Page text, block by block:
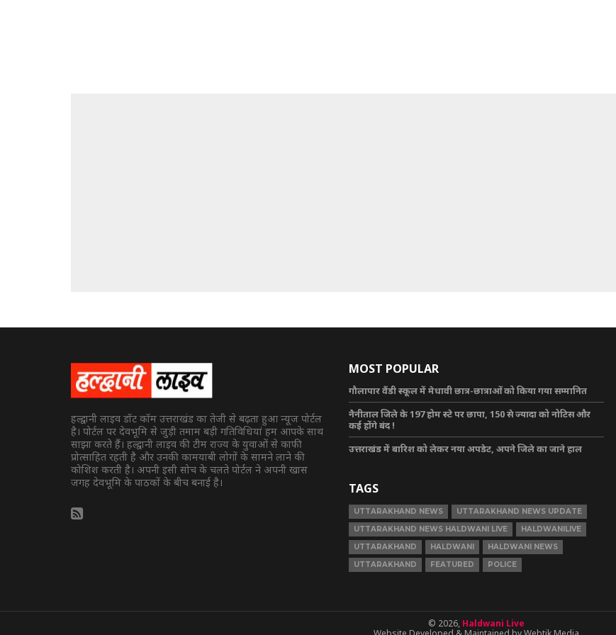
हल्द्वानी लाइव डॉट कॉम उत्तराखंड का तेजी से बढ़ता हुआ न्यूज पोर्टल
है। पोर्टल पर देवभूमि से जुड़ी तमाम बड़ी गतिविधियां हम आपके साथ
साझा करते हैं। हल्द्वानी लाइव की टीम राज्य के युवाओं से काफी
प्रोत्साहित रहती है और उनकी कामयाबी लोगों के सामने लाने की
कोशिश करती है। अपनी इसी सोच के चलते पोर्टल ने अपनी खास
जगह देवभूमि के पाठकों के बीच बनाई है।
MOST POPULAR
गौलापार वैंडी स्कूल में मेधावी छात्र-छात्राओं को किया गया सम्मानित
नैनीताल जिले के 197 होम स्टे पर छापा, 150 से ज्यादा को नोटिस और
कई होंगे बंद !
उत्तराखंड में बारिश को लेकर नया अपडेट, अपने जिले का जाने हाल
TAGS
UTTARAKHAND NEWS
UTTARAKHAND NEWS UPDATE
UTTARAKHAND NEWS HALDWANI LIVE
HALDWANILIVE
UTTARAKHAND
HALDWANI
HALDWANI NEWS
UTTARAKHAND
FEATURED POLICE
© 2026, Haldwani Live